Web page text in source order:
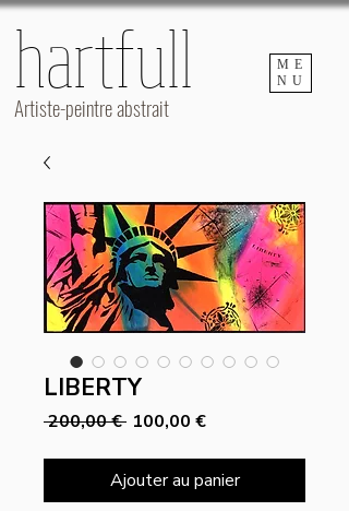
ME
NU
hartfull
hartfull
Artiste-peintre abstrait
LIBERTY
200,00 € Prix
100,00 €Prix
Ajouter au panier